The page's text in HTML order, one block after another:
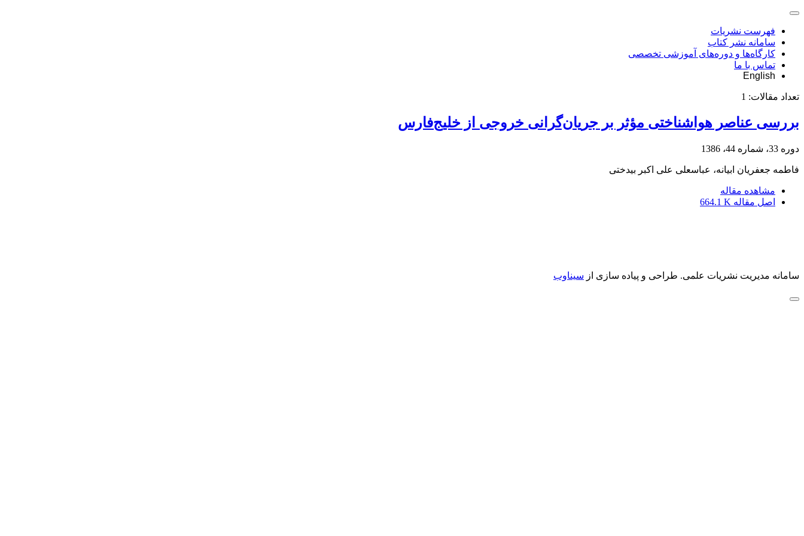
فهرست نشریات
سامانه نشر کتاب
کارگاه‌ها و دوره‌های آموزشی تخصصی
تماس با ما
English
تعداد مقالات: 1
بررسی عناصر هواشناختی مؤثر بر جریان‌‌گرانی خروجی از خلیج‌فارس
دوره 33، شماره 44، 1386
فاطمه جعفریان ابیانه، عباسعلی علی اکبر بیدختی
مشاهده مقاله
اصل مقاله 664.1 K
سامانه مدیریت نشریات علمی. طراحی و پیاده سازی از سیناوب